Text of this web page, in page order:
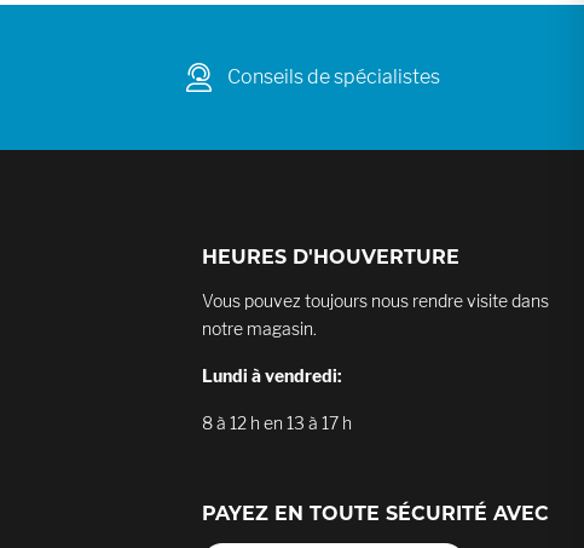
Conseils de spécialistes
HEURES D'HOUVERTURE
Vous pouvez toujours nous rendre visite dans
notre magasin.
Lundi à vendredi:
8 à 12 h en 13 à 17 h
PAYEZ EN TOUTE SÉCURITÉ AVEC